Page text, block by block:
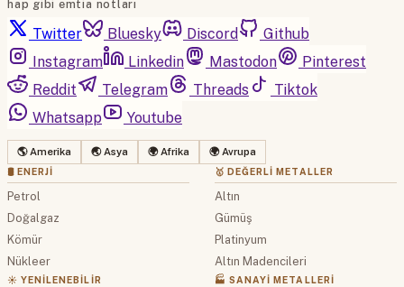
hap gibi emtia notları
Twitter Bluesky Discord
Github
Instagram
Linkedin Mastodon
Pinterest
Reddit
Telegram Threads
Tiktok
Whatsapp
Youtube
🌎 Amerika 🌏 Asya 🌍 Afrika 🌍 Avrupa
🛢 ENERJI
Petrol
Doğalgaz
Kömür
Nükleer
☀️ YENILENEBILIR
🥇 DEĞERLI METALLER
Altın
Gümüş
Platinyum
Altın Madencileri
🏭 SANAYI METALLERI